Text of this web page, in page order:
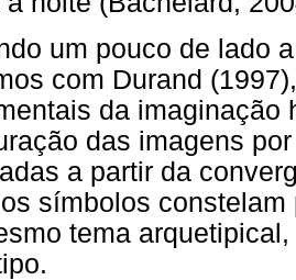
um pouco de lado
com Durand
da imaginação
das imagens
a partir da
símbolos
tema